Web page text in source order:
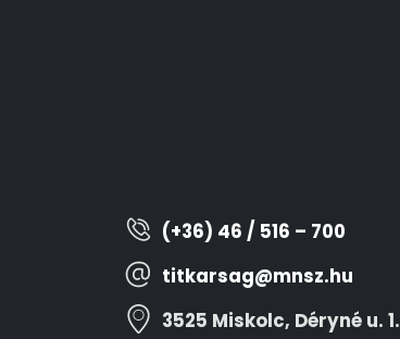
(+36) 46 / 516 – 700
titkarsag@mnsz.hu
3525 Miskolc, Déryné u. 1.